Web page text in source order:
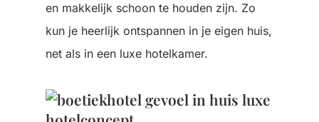
en makkelijk schoon te houden zijn. Zo
kun je heerlijk ontspannen in je eigen huis,
net als in een luxe hotelkamer.